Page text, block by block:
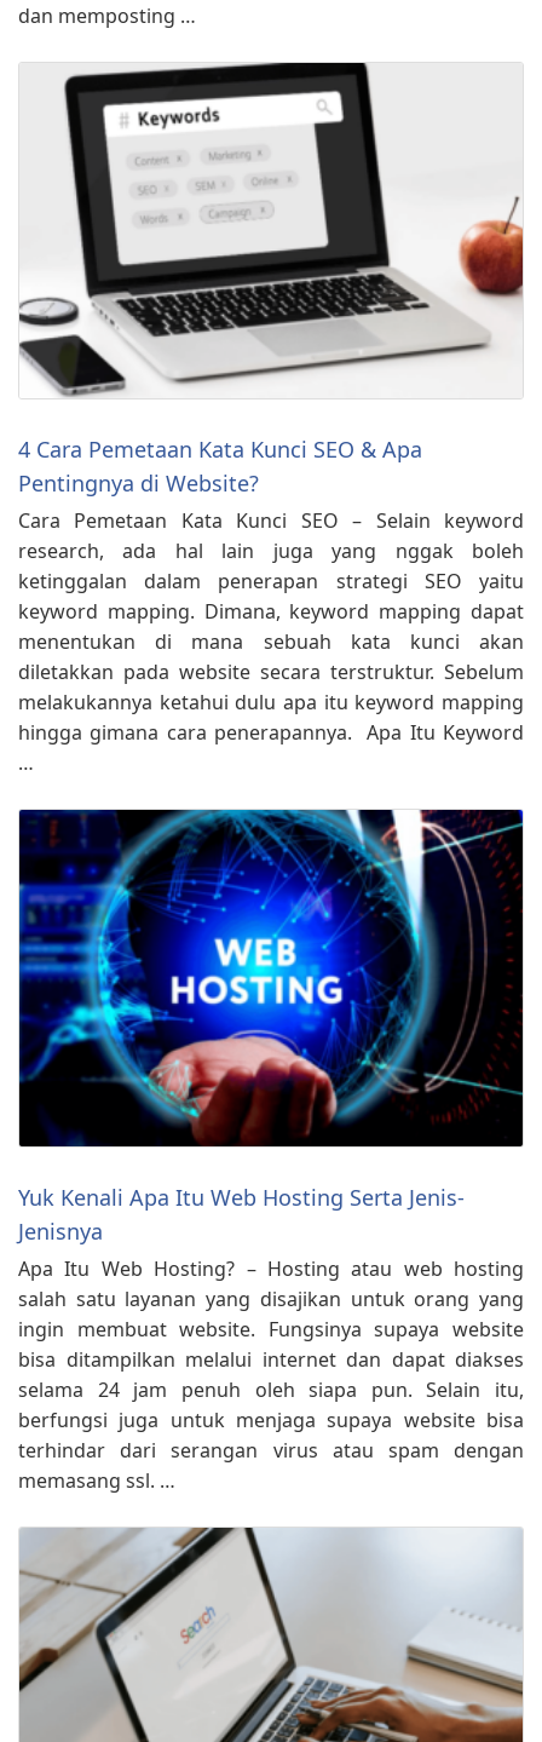
dan memposting …
4 Cara Pemetaan Kata Kunci SEO & Apa
Pentingnya di Website?
Cara Pemetaan Kata Kunci SEO – Selain keyword
research, ada hal lain juga yang nggak boleh
ketinggalan dalam penerapan strategi SEO yaitu
keyword mapping. Dimana, keyword mapping dapat
menentukan di mana sebuah kata kunci akan
diletakkan pada website secara terstruktur. Sebelum
melakukannya ketahui dulu apa itu keyword mapping
hingga gimana cara penerapannya. Apa Itu Keyword
…
Yuk Kenali Apa Itu Web Hosting Serta Jenis-
Jenisnya
Apa Itu Web Hosting? – Hosting atau web hosting
salah satu layanan yang disajikan untuk orang yang
ingin membuat website. Fungsinya supaya website
bisa ditampilkan melalui internet dan dapat diakses
selama 24 jam penuh oleh siapa pun. Selain itu,
berfungsi juga untuk menjaga supaya website bisa
terhindar dari serangan virus atau spam dengan
memasang ssl. …